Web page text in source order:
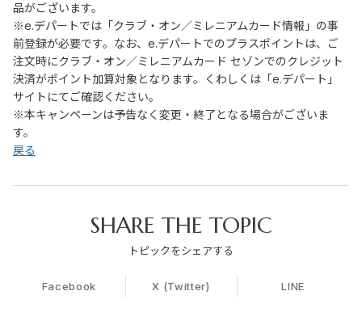
品がございます。
※e.デパートでは「クラブ・オン／ミレニアムカード情報」の事
前登録が必要です。なお、e.デパートでのプラスポイントは、ご
注文時にクラブ・オン／ミレニアムカード セゾンでのクレジット
決済がポイント加算対象となります。くわしくは「e.デパート」
サイトにてご確認ください。
※本キャンペーンは予告なく変更・終了となる場合がございま
す。
戻る
SHARE THE TOPIC
トピックをシェアする
Facebook X (Twitter) LINE